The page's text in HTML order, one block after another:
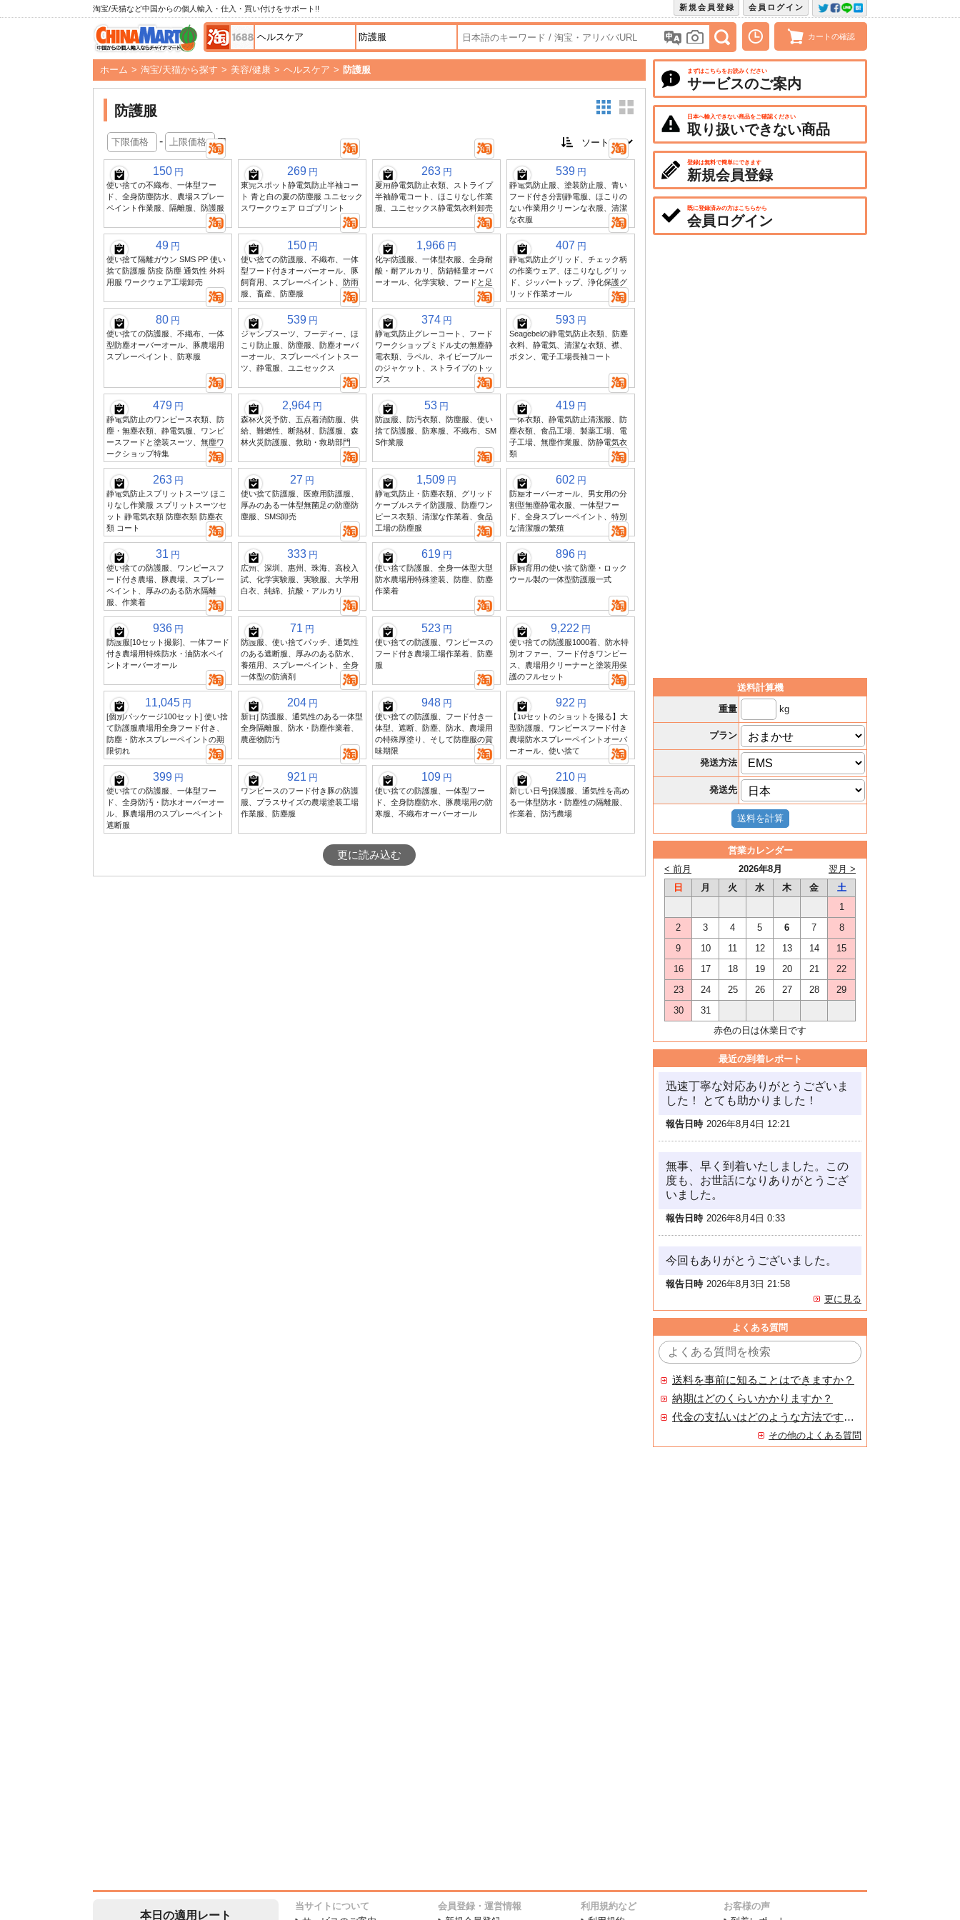
淘宝/天猫など中国からの個人輸入・仕入・買い付けをサポート!! 会員ログイン
新規会員登録
カートの確認
ホーム > 淘宝/天猫から探す > 美容/健康 > ヘルスケア > 防護服
防護服
- 円
150 円
使い捨ての不織布、一体型フー
ド、全身防塵防水、農場スプレー
ペイント作業服、隔離服、防護服
269 円
東莞スポット静電気防止半袖コー
ト 青と白の夏の防塵服 ユニセック
スワークウェア ロゴプリント
263 円
夏用静電気防止衣類、ストライプ
半袖静電コート、ほこりなし作業
服、ユニセックス静電気衣料卸売
539 円
静電気防止服、塗装防止服、青い
フード付き分割静電服、ほこりの
ない作業用クリーンな衣服、清潔
な衣服
49 円
使い捨て隔離ガウン SMS PP 使い
捨て防護服 防疫 防塵 通気性 外科
用服 ワークウェア工場卸売
150 円
使い捨ての防護服、不織布、一体
型フード付きオーバーオール、豚
飼育用、スプレーペイント、防雨
服、畜産、防塵服
1,966 円
化学防護服、一体型衣服、全身耐
酸・耐アルカリ、防錆軽量オーバ
ーオール、化学実験、フードと足
407 円
静電気防止グリッド、チェック柄
の作業ウェア、ほこりなしグリッ
ド、ジッパートップ、浄化保護グ
リッド作業オール
80 円
使い捨ての防護服、不織布、一体
型防塵オーバーオール、豚農場用
スプレーペイント、防寒服
539 円
ジャンプスーツ、フーディー、ほ
こり防止服、防塵服、防塵オーバ
ーオール、スプレーペイントスー
ツ、静電服、ユニセックス
374 円
静電気防止グレーコート、フード
ワークショップミドル丈の無塵静
電衣類、ラペル、ネイビーブルー
のジャケット、ストライプのトッ
プス
593 円
Seagebelの静電気防止衣類、防塵
衣料、静電気、清潔な衣類、襟、
ボタン、電子工場長袖コート
479 円
静電気防止のワンピース衣類、防
塵・無塵衣類、静電気服、ワンピ
ースフードと塗装スーツ、無塵ワ
ークショップ特集
2,964 円
森林火災予防、五点着消防服、供
給、難燃性、断熱材、防護服、森
林火災防護服、救助・救助部門
53 円
防護服、防汚衣類、防塵服、使い
捨て防護服、防寒服、不織布、SM
S作業服
419 円
一体衣類、静電気防止清潔服、防
塵衣類、食品工場、製薬工場、電
子工場、無塵作業服、防静電気衣
類
263 円
静電気防止スプリットスーツ ほこ
りなし作業服 スプリットスーツセ
ット 静電気衣類 防塵衣類 防塵衣
類 コート
27 円
使い捨て防護服、医療用防護服、
厚みのある一体型無菌足の防塵防
塵服、SMS卸売
1,509 円
静電気防止・防塵衣類、グリッド
ケーブルステイ防護服、防塵ワン
ピース衣類、清潔な作業着、食品
工場の防塵服
602 円
防塵オーバーオール、男女用の分
割型無塵静電衣服、一体型フー
ド、全身スプレーペイント、特別
な清潔服の繁殖
31 円
使い捨ての防護服、ワンピースフ
ード付き農場、豚農場、スプレー
ペイント、厚みのある防水隔離
服、作業着
333 円
広州、深圳、惠州、珠海、高校入
試、化学実験服、実験服、大学用
白衣、純綿、抗酸・アルカリ
619 円
使い捨て防護服、全身一体型大型
防水農場用特殊塗装、防塵、防塵
作業着
896 円
豚飼育用の使い捨て防塵・ロック
ウール製の一体型防護服一式
936 円
防護服[10セット撮影]、一体フード
付き農場用特殊防水・油防水ペイ
ントオーバーオール
71 円
防護服、使い捨てパッチ、通気性
のある遮断服、厚みのある防水、
養殖用、スプレーペイント、全身
一体型の防滴剤
523 円
使い捨ての防護服、ワンピースの
フード付き農場工場作業着、防塵
服
9,222 円
使い捨ての防護服1000着、防水特
別オファー、フード付きワンピー
ス、農場用クリーナーと塗装用保
護のフルセット
11,045 円
[個別パッケージ100セット] 使い捨
て防護服農場用全身フード付き、
防塵・防水スプレーペイントの期
限切れ
204 円
新日] 防護服、通気性のある一体型
全身隔離服、防水・防塵作業着、
農産物防汚
948 円
使い捨ての防護服、フード付き一
体型、遮断、防塵、防水、農場用
の特殊厚塗り、そして防塵服の賞
味期限
922 円
【10セットのショットを撮る】大
型防護服、ワンピースフード付き
農場防水スプレーペイントオーバ
ーオール、使い捨て
399 円
使い捨ての防護服、一体型フー
ド、全身防汚・防水オーバーオー
ル、豚農場用のスプレーペイント
遮断服
921 円
ワンピースのフード付き豚の防護
服、プラスサイズの農場塗装工場
作業服、防塵服
109 円
使い捨ての防護服、一体型フー
ド、全身防塵防水、豚農場用の防
寒服、不織布オーバーオール
210 円
新しい日号]保護服、通気性を高め
る一体型防水・防塵性の隔離服、
作業着、防汚農場
更に読み込む
まずはこちらをお読みください
サービスのご案内
日本へ輸入できない商品をご確認ください
取り扱いできない商品
登録は無料で簡単にできます
新規会員登録
既に登録済みの方はこちらから
会員ログイン
送料計算機
重量
kg
プラン
発送方法
発送先
営業カレンダー
2026年8月
< 前月
翌月 >
日
月 火 水 木 金
土
1
2
3 4 5 6 7
8
9
10 11 12 13 14
15
16
17 18 19 20 21
22
23
24 25 26 27 28
29
30
31
赤色の日は休業日です
最近の到着レポート
迅速丁寧な対応ありがとうございま
した！ とても助かりました！
報告日時 2026年8月4日 12:21
無事、早く到着いたしました。この
度も、お世話になりありがとうござ
いました。
報告日時 2026年8月4日 0:33
今回もありがとうございました。
報告日時 2026年8月3日 21:58
更に見る
よくある質問
送料を事前に知ることはできますか？
納期はどのくらいかかりますか？
代金の支払いはどのような方法ですか？
その他のよくある質問
本日の適用レート
当サイトについて
会員登録・運営情報
利用規約など
お客様の声